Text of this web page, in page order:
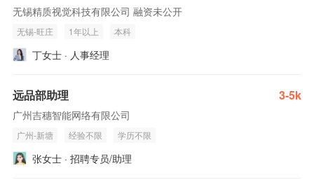
无锡精质视觉科技有限公司 融资未公开
无锡-旺庄 1年以上 本科
丁女士 · 人事经理
远品部助理 3-5k
广州吉穗智能网络有限公司
广州-新塘 经验不限 学历不限
张女士 · 招聘专员/助理